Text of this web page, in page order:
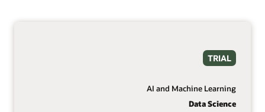
TRIAL
AI and Machine Learning
Data Science